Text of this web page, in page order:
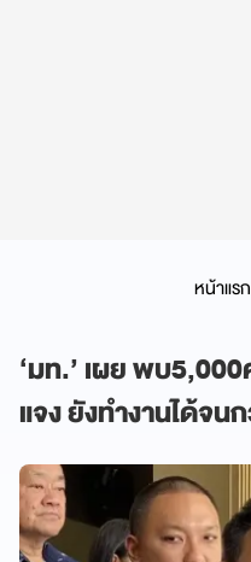
หน้าแรก
‘มท.’ เผย พบ
แจง ยังทำงานได้จ